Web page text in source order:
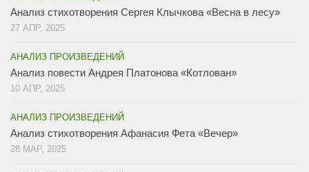
Анализ стихотворения Сергея Клычкова «Весна в лесу»
27 АПР, 2025
АНАЛИЗ ПРОИЗВЕДЕНИЙ
Анализ повести Андрея Платонова «Котлован»
10 АПР, 2025
АНАЛИЗ ПРОИЗВЕДЕНИЙ
Анализ стихотворения Афанасия Фета «Вечер»
28 МАР, 2025